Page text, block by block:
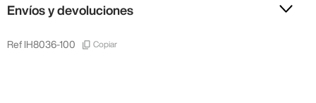
Envíos y devoluciones
Ref IH8036-100 Copiar